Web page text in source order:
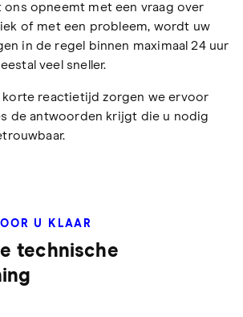
ons opneemt met een vraag over
of met een probleem, wordt uw
in de regel binnen maximaal 24 uur
veel sneller.
korte reactietijd zorgen we ervoor
de antwoorden krijgt die u nodig
U KLAAR
technische